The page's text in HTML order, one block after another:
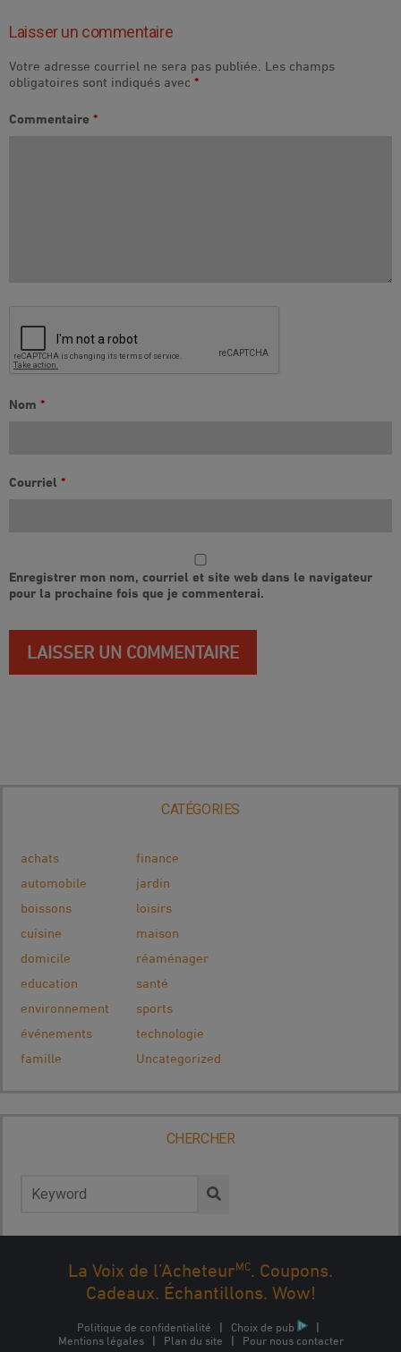
Laisser un commentaire
Votre adresse courriel ne sera pas publiée. Les champs
obligatoires sont indiqués avec *
Commentaire *
Nom *
Courriel *
Enregistrer mon nom, courriel et site web dans le navigateur
pour la prochaine fois que je commenterai.
CATÉGORIES
achats
automobile
boissons
cuisine
domicile
education
environnement
événements
famille
finance
jardin
loisirs
maison
réaménager
santé
sports
technologie
Uncategorized
CHERCHER
La Voix de l’AcheteurMC. Coupons.
Cadeaux. Échantillons. Wow!
Politique de confidentialité | Choix de pub
|
Mentions légales
| Plan du site | Pour nous contacter